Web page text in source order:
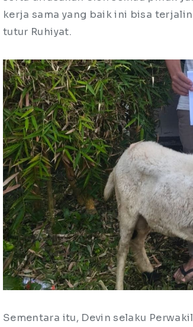
kerja sama yang baik ini bisa
tutur Ruhiyat.
Sementara itu, Devin selaku